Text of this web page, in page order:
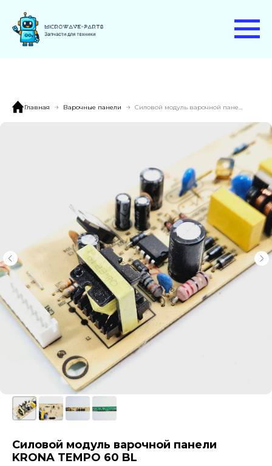
Главная Варочные панели
Силовой модуль варочной панели
KRONA TEMPO 60 BL